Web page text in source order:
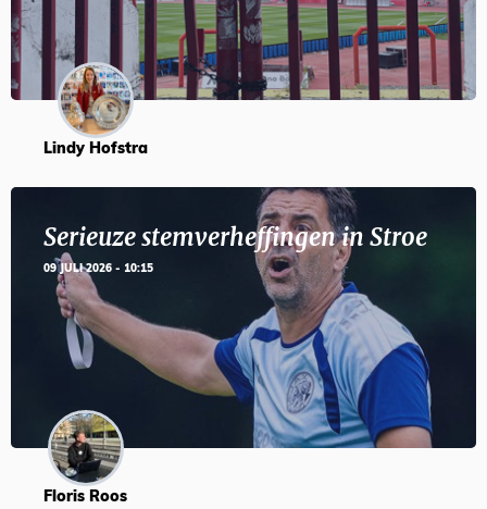
Lindy Hofstra
Serieuze stemverheffingen in Stroe
09 JULI 2026 - 10:15
Floris Roos